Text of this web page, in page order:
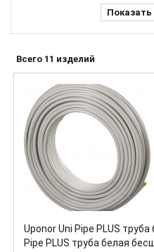
Показать
Всего 11 изделий
Uponor Uni Pipe PLUS
Pipe PLUS труба белая